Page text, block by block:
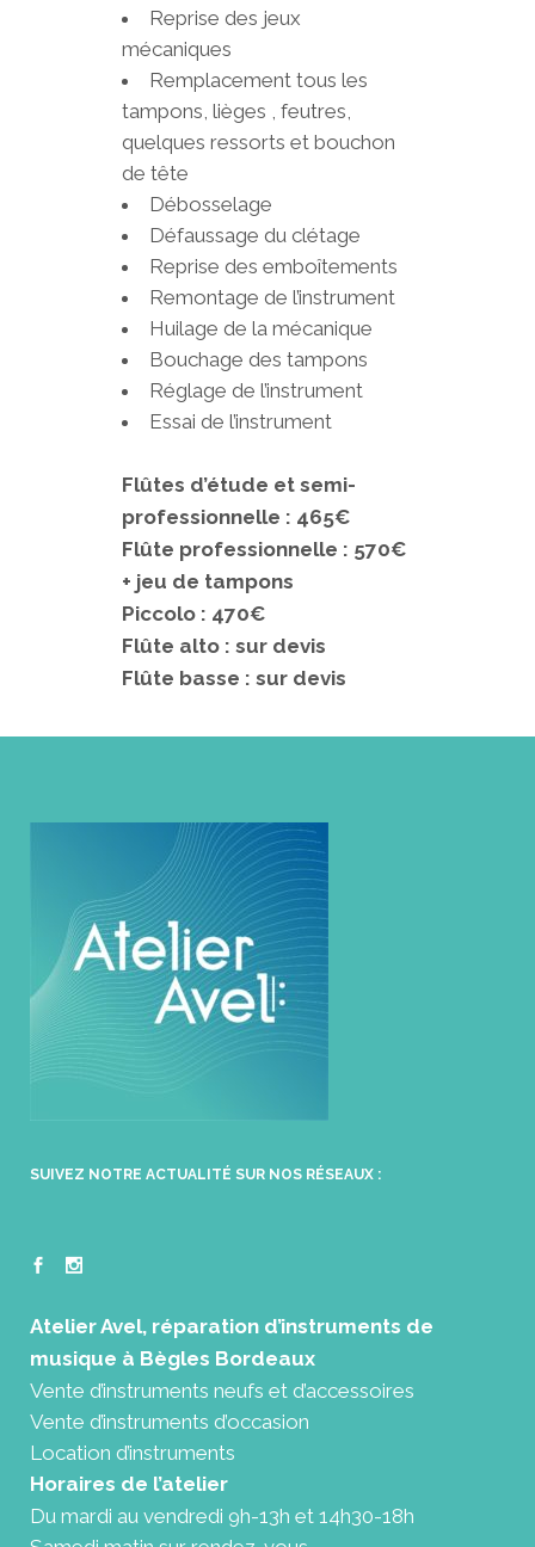
Reprise des jeux
mécaniques
Remplacement tous les
tampons, lièges , feutres,
quelques ressorts et bouchon
de tête
Débosselage
Défaussage du clétage
Reprise des emboîtements
Remontage de l’instrument
Huilage de la mécanique
Bouchage des tampons
Réglage de l’instrument
Essai de l’instrument
Flûtes d’étude et semi-
professionnelle : 465€
Flûte professionnelle : 570€
+ jeu de tampons
Piccolo : 470€
Flûte alto : sur devis
Flûte basse : sur devis
SUIVEZ NOTRE ACTUALITÉ SUR NOS RÉSEAUX :
Atelier Avel, réparation d’instruments de
musique à Bègles Bordeaux
Vente d’instruments neufs et d’accessoires
Vente d’instruments d’occasion
Location d’instruments
Horaires de l’atelier
Du mardi au vendredi 9h-13h et 14h30-18h